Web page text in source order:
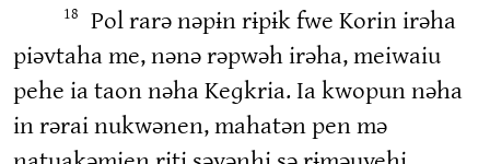
18
Pol rarə nəpɨn rɨpɨk fwe Korin irəha
piəvtaha me, nənə rəpwəh irəha, meiwaiu
pehe ia taon nəha Keɡkria. Ia kwopun nəha
in rərai nukwənen, mahatən pen mə